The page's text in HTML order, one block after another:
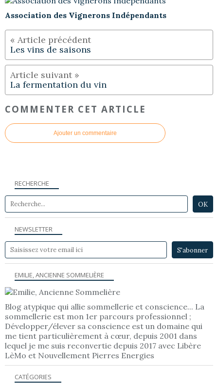
Association des Vignerons Indépendants
Les vins de saisons
La fermentation du vin
COMMENTER CET ARTICLE
Ajouter un commentaire
NEWSLETTER
RECHERCHE
EMILIE, ANCIENNE SOMMELIÈRE
Blog atypique qui allie sommellerie et conscience... La
sommellerie est mon 1er parcours professionnel ;
Développer/élever sa conscience est un domaine qui
me tient particulièrement à cœur, depuis 2001 dans
lequel je me suis reconvertie depuis 2017 avec Libère
LèMo et Nouvellement Pierres Energies
CATÉGORIES